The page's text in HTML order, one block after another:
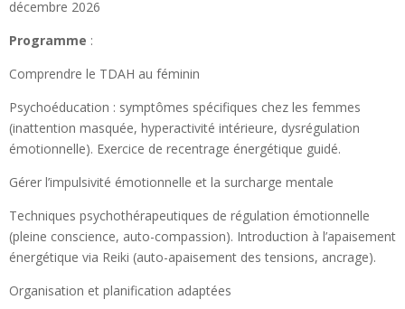
décembre 2026
Programme :
Comprendre le TDAH au féminin
Psychoéducation : symptômes spécifiques chez les femmes
(inattention masquée, hyperactivité intérieure, dysrégulation
émotionnelle). Exercice de recentrage énergétique guidé.
Gérer l’impulsivité émotionnelle et la surcharge mentale
Techniques psychothérapeutiques de régulation émotionnelle
(pleine conscience, auto-compassion). Introduction à l’apaisement
énergétique via Reiki (auto-apaisement des tensions, ancrage).
Organisation et planification adaptées